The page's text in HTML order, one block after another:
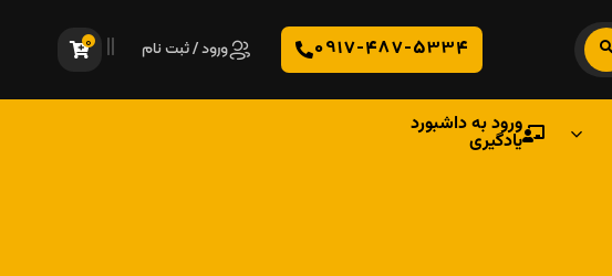
0917-487-5334 ورود / ثبت نام 0
ورود به داشبورد
یادگیری